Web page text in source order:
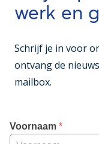
werk en
Schrijf je in voor
ontvang de
mailbox.
Voornaam *